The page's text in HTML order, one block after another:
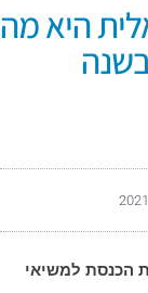
היא מה
הכנסת למשיאי